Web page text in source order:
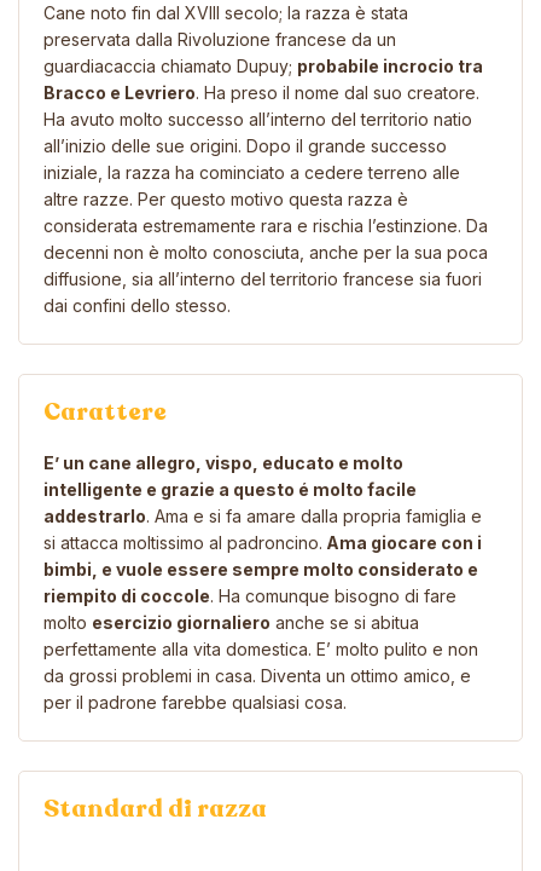
Cane noto fin dal XVIII secolo; la razza è stata
preservata dalla Rivoluzione francese da un
guardiacaccia chiamato Dupuy; probabile incrocio tra
Bracco e Levriero. Ha preso il nome dal suo creatore.
Ha avuto molto successo all’interno del territorio natio
all’inizio delle sue origini. Dopo il grande successo
iniziale, la razza ha cominciato a cedere terreno alle
altre razze. Per questo motivo questa razza è
considerata estremamente rara e rischia l’estinzione. Da
decenni non è molto conosciuta, anche per la sua poca
diffusione, sia all’interno del territorio francese sia fuori
dai confini dello stesso.
Carattere
E’ un cane allegro, vispo, educato e molto
intelligente e grazie a questo é molto facile
addestrarlo. Ama e si fa amare dalla propria famiglia e
si attacca moltissimo al padroncino. Ama giocare con i
bimbi, e vuole essere sempre molto considerato e
riempito di coccole. Ha comunque bisogno di fare
molto esercizio giornaliero anche se si abitua
perfettamente alla vita domestica. E’ molto pulito e non
da grossi problemi in casa. Diventa un ottimo amico, e
per il padrone farebbe qualsiasi cosa.
Standard di razza